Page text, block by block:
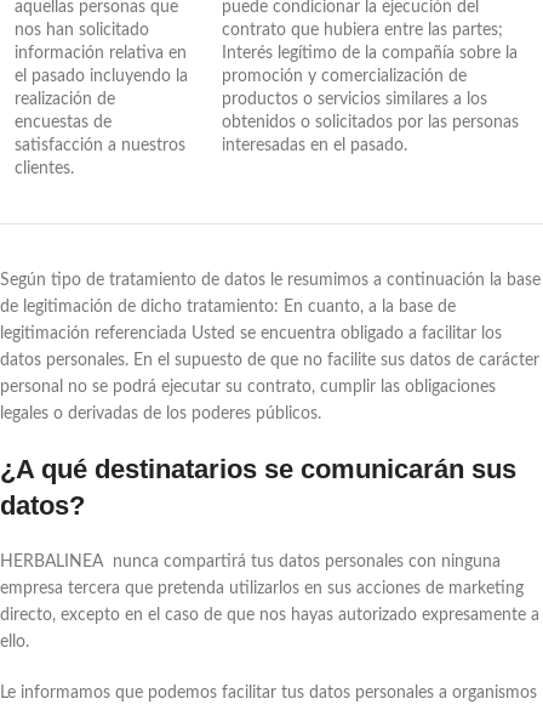
aquellas personas que
nos han solicitado
información relativa en
el pasado incluyendo la
realización de
encuestas de
satisfacción a nuestros
clientes.
puede condicionar la ejecución del
contrato que hubiera entre las partes;
Interés legítimo de la compañía sobre la
promoción y comercialización de
productos o servicios similares a los
obtenidos o solicitados por las personas
interesadas en el pasado.
Según tipo de tratamiento de datos le resumimos a continuación la base
de legitimación de dicho tratamiento: En cuanto, a la base de
legitimación referenciada Usted se encuentra obligado a facilitar los
datos personales. En el supuesto de que no facilite sus datos de carácter
personal no se podrá ejecutar su contrato, cumplir las obligaciones
legales o derivadas de los poderes públicos.
¿A qué destinatarios se comunicarán sus
datos?
HERBALINEA nunca compartirá tus datos personales con ninguna
empresa tercera que pretenda utilizarlos en sus acciones de marketing
directo, excepto en el caso de que nos hayas autorizado expresamente a
ello.
Le informamos que podemos facilitar tus datos personales a organismos